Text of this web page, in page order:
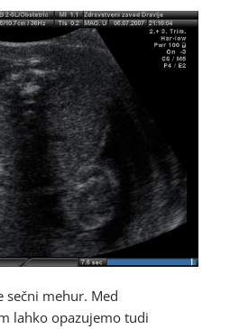
sečni mehur. Med
lahko opazujemo tudi